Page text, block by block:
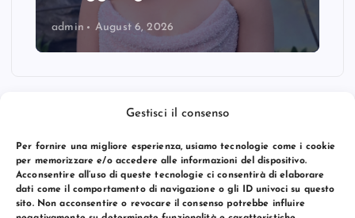
Gestisci il consenso
Per fornire una migliore esperienza, usiamo tecnologie come i cookie
per memorizzare e/o accedere alle informazioni del dispositivo.
Acconsentire all’uso di queste tecnologie ci consentirà di elaborare
dati come il comportamento di navigazione o gli ID univoci su questo
sito. Non acconsentire o revocare il consenso potrebbe influire
admin August 6, 2026